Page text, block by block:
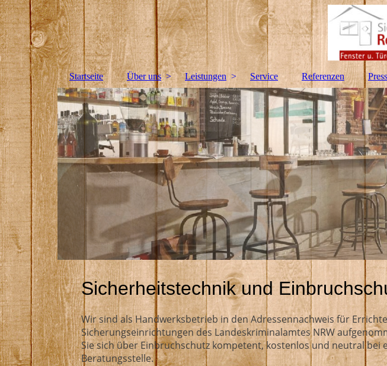
Reiner Limbach Tischlerei &amp; Sicherheitstechnik in Hennef
Bitte fügen Sie hier Ihren Webseiten-Titel ein.
Startseite Über uns Leistungen Service Referenzen
Sicherheitstechnik und
Wir sind als Handwerksbetrieb in den Adressennachweis für
Sicherungseinrichtungen des Landeskriminalamtes NRW
Sie sich über Einbruchschutz kompetent, kostenlos und neutral bei
Beratungsstelle.